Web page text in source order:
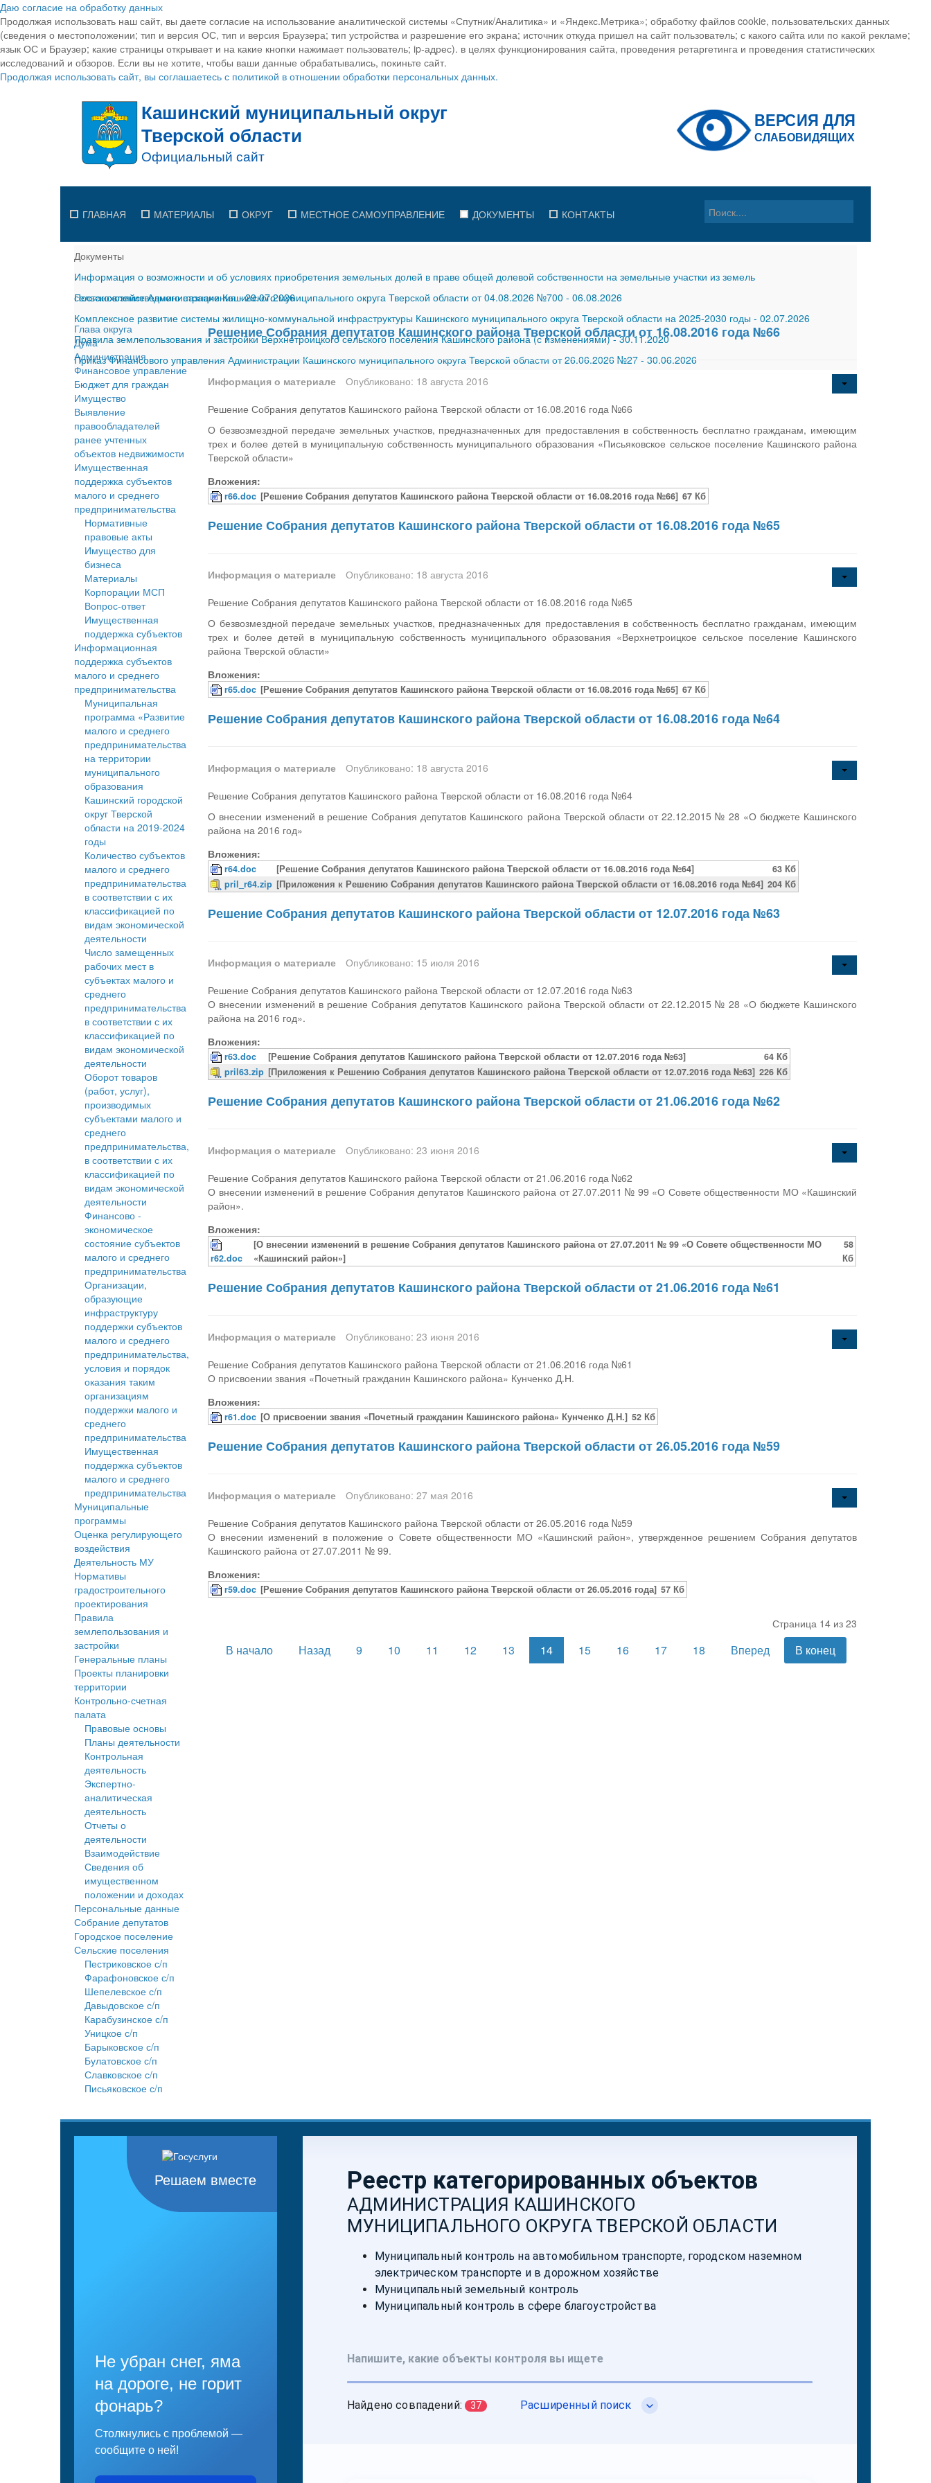
Даю согласие на обработку данных
Продолжая использовать наш сайт, вы даете согласие на использование аналитической системы «Спутник/Аналитика» и «Яндекс.Метрика»; обработку файлов cookie, пользовательских данных
(сведения о местоположении; тип и версия ОС, тип и версия Браузера; тип устройства и разрешение его экрана; источник откуда пришел на сайт пользователь; с какого сайта или по какой рекламе;
язык ОС и Браузер; какие страницы открывает и на какие кнопки нажимает пользователь; ip-адрес). в целях функционирования сайта, проведения ретаргетинга и проведения статистических
исследований и обзоров. Если вы не хотите, чтобы ваши данные обрабатывались, покиньте сайт.
Продолжая использовать сайт, вы соглашаетесь с политикой в отношении обработки персональных данных.
ГЛАВНАЯ МАТЕРИАЛЫ ОКРУГ МЕСТНОЕ САМОУПРАВЛЕНИЕ ДОКУМЕНТЫ КОНТАКТЫ
Документы
Информация о возможности и об условиях приобретения земельных долей в праве общей долевой собственности на земельные участки из земель
сельскохозяйственного назначения-29.07.2026
Постановление Администрации Кашинского муниципального округа Тверской области от 04.08.2026 №700 - 06.08.2026
Комплексное развитие системы жилищно-коммунальной инфраструктуры Кашинского муниципального округа Тверской области на 2025-2030 годы - 02.07.2026
Правила землепользования и застройки Верхнетроицкого сельского поселения Кашинского района (с изменениями)-30.11.2020
Приказ Финансового управления Администрации Кашинского муниципального округа Тверской области от 26.06.2026 №27 - 30.06.2026
Глава округа
Дума
Администрация
Финансовое управление
Бюджет для граждан
Имущество
Выявление
правообладателей
ранее учтенных
объектов недвижимости
Имущественная
поддержка субъектов
малого и среднего
предпринимательства
Нормативные
правовые акты
Имущество для
бизнеса
Материалы
Корпорации МСП
Вопрос-ответ
Имущественная
поддержка субъектов
Информационная
поддержка субъектов
малого и среднего
предпринимательства
Муниципальная
программа «Развитие
малого и среднего
предпринимательства
на территории
муниципального
образования
Кашинский городской
округ Тверской
области на 2019-2024
годы
Количество субъектов
малого и среднего
предпринимательства
в соответствии с их
классификацией по
видам экономической
деятельности
Число замещенных
рабочих мест в
субъектах малого и
среднего
предпринимательства
в соответствии с их
классификацией по
видам экономической
деятельности
Оборот товаров
(работ, услуг),
производимых
субъектами малого и
среднего
предпринимательства,
в соответствии с их
классификацией по
видам экономической
деятельности
Финансово -
экономическое
состояние субъектов
малого и среднего
предпринимательства
Организации,
образующие
инфраструктуру
поддержки субъектов
малого и среднего
предпринимательства,
условия и порядок
оказания таким
организациям
поддержки малого и
среднего
предпринимательства
Имущественная
поддержка субъектов
малого и среднего
предпринимательства
Муниципальные
программы
Оценка регулирующего
воздействия
Деятельность МУ
Нормативы
градостроительного
проектирования
Правила
землепользования и
застройки
Генеральные планы
Проекты планировки
территории
Контрольно-счетная
палата
Правовые основы
Планы деятельности
Контрольная
деятельность
Экспертно-
аналитическая
деятельность
Отчеты о
деятельности
Взаимодействие
Сведения об
имущественном
положении и доходах
Персональные данные
Собрание депутатов
Городское поселение
Сельские поселения
Пестриковское с/п
Фарафоновское с/п
Шепелевское с/п
Давыдовское с/п
Карабузинское с/п
Уницкое с/п
Барыковское с/п
Булатовское с/п
Славковское с/п
Письяковское с/п
Решение Собрания депутатов Кашинского района Тверской области от 16.08.2016 года №66
Информация о материале
Опубликовано: 18 августа 2016
Решение Собрания депутатов Кашинского района Тверской области от 16.08.2016 года №66
О безвозмездной передаче земельных участков, предназначенных для предоставления в собственность бесплатно гражданам, имеющим
трех и более детей в муниципальную собственность муниципального образования «Письяковское сельское поселение Кашинского района
Тверской области»
Вложения:
r66.doc [Решение Собрания депутатов Кашинского района Тверской области от 16.08.2016 года №66] 67 Кб
Решение Собрания депутатов Кашинского района Тверской области от 16.08.2016 года №65
Информация о материале
Опубликовано: 18 августа 2016
Решение Собрания депутатов Кашинского района Тверской области от 16.08.2016 года №65
О безвозмездной передаче земельных участков, предназначенных для предоставления в собственность бесплатно гражданам, имеющим
трех и более детей в муниципальную собственность муниципального образования «Верхнетроицкое сельское поселение Кашинского
района Тверской области»
Вложения:
r65.doc [Решение Собрания депутатов Кашинского района Тверской области от 16.08.2016 года №65] 67 Кб
Решение Собрания депутатов Кашинского района Тверской области от 16.08.2016 года №64
Информация о материале
Опубликовано: 18 августа 2016
Решение Собрания депутатов Кашинского района Тверской области от 16.08.2016 года №64
О внесении изменений в решение Собрания депутатов Кашинского района Тверской области от 22.12.2015 № 28 «О бюджете Кашинского
района на 2016 год»
Вложения:
r64.doc [Решение Собрания депутатов Кашинского района Тверской области от 16.08.2016 года №64]
63 Кб
pril_r64.zip [Приложения к Решению Собрания депутатов Кашинского района Тверской области от 16.08.2016 года №64] 204 Кб
Решение Собрания депутатов Кашинского района Тверской области от 12.07.2016 года №63
Информация о материале
Опубликовано: 15 июля 2016
Решение Собрания депутатов Кашинского района Тверской области от 12.07.2016 года №63
О внесении изменений в решение Собрания депутатов Кашинского района Тверской области от 22.12.2015 № 28 «О бюджете Кашинского
района на 2016 год».
Вложения:
r63.doc [Решение Собрания депутатов Кашинского района Тверской области от 12.07.2016 года №63]
64 Кб
pril63.zip [Приложения к Решению Собрания депутатов Кашинского района Тверской области от 12.07.2016 года №63] 226 Кб
Решение Собрания депутатов Кашинского района Тверской области от 21.06.2016 года №62
Информация о материале
Опубликовано: 23 июня 2016
Решение Собрания депутатов Кашинского района Тверской области от 21.06.2016 года №62
О внесении изменений в решение Собрания депутатов Кашинского района от 27.07.2011 № 99 «О Совете общественности МО «Кашинский
район».
Вложения:
r62.doc
[О внесении изменений в решение Собрания депутатов Кашинского района от 27.07.2011 № 99 «О Совете общественности МО
«Кашинский район»]
58
Кб
Решение Собрания депутатов Кашинского района Тверской области от 21.06.2016 года №61
Информация о материале
Опубликовано: 23 июня 2016
Решение Собрания депутатов Кашинского района Тверской области от 21.06.2016 года №61
О присвоении звания «Почетный гражданин Кашинского района» Кунченко Д.Н.
Вложения:
r61.doc [О присвоении звания «Почетный гражданин Кашинского района» Кунченко Д.Н.] 52 Кб
Решение Собрания депутатов Кашинского района Тверской области от 26.05.2016 года №59
Информация о материале
Опубликовано: 27 мая 2016
Решение Собрания депутатов Кашинского района Тверской области от 26.05.2016 года №59
О внесении изменений в положение о Совете общественности МО «Кашинский район», утвержденное решением Собрания депутатов
Кашинского района от 27.07.2011 № 99.
Вложения:
r59.doc [Решение Собрания депутатов Кашинского района Тверской области от 26.05.2016 года] 57 Кб
Страница 14 из 23
В начало Назад 9 10 11 12 13 14 15 16 17 18 Вперед В конец
Решаем вместе
Не убран снег, яма
на дороге, не горит
фонарь?
Столкнулись с проблемой —
сообщите о ней!